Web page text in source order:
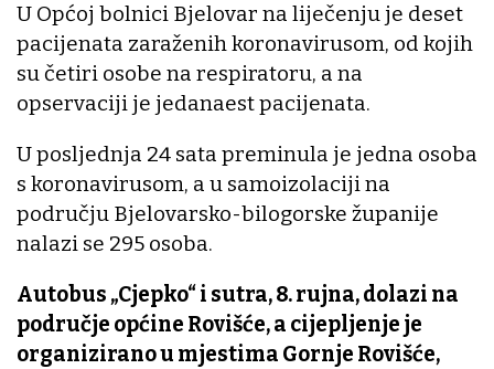
U Općoj bolnici Bjelovar na liječenju je deset
pacijenata zaraženih koronavirusom, od kojih
su četiri osobe na respiratoru, a na
opservaciji je jedanaest pacijenata.
U posljednja 24 sata preminula je jedna osoba
s koronavirusom, a u samoizolaciji na
području Bjelovarsko-bilogorske županije
nalazi se 295 osoba.
Autobus „Cjepko“ i sutra, 8. rujna, dolazi na
područje općine Rovišće, a cijepljenje je
organizirano u mjestima Gornje Rovišće,